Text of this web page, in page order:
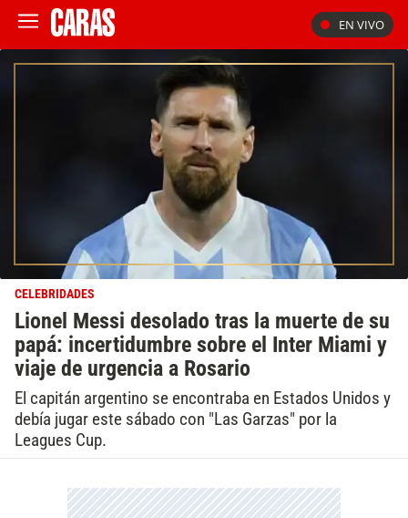
EN VIVO
CELEBRIDADES
Lionel Messi desolado tras la muerte de su
papá: incertidumbre sobre el Inter Miami y
viaje de urgencia a Rosario
El capitán argentino se encontraba en Estados Unidos y
debía jugar este sábado con "Las Garzas" por la
Leagues Cup.